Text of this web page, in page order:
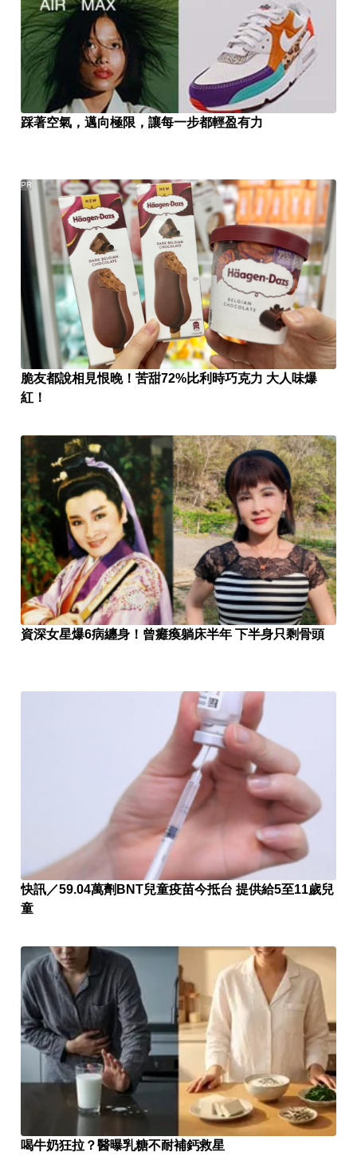
踩著空氣，邁向極限，讓每一步都輕盈有力
脆友都說相見恨晚！苦甜72%比利時巧克力 大人味爆
紅！
PR
資深女星爆6病纏身！曾癱瘓躺床半年 下半身只剩骨頭
快訊／59.04萬劑BNT兒童疫苗今抵台 提供給5至11歲兒
童
喝牛奶狂拉？醫曝乳糖不耐補鈣救星